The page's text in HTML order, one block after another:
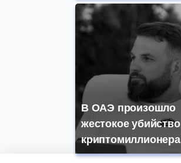
В ОАЭ произошло
жестокое убийство
криптомиллионера